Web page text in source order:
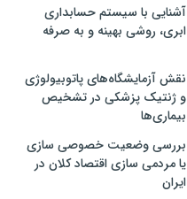
آشنایی با سیستم حسابداری
ابری، روشی بهینه و به صرفه
نقش آزمایشگاه‌های پاتوبیولوژی
و ژنتیک پزشکی در تشخیص
بیماری‌ها
بررسی وضعیت خصوصی سازی
یا مردمی سازی اقتصاد کلان در
ایران